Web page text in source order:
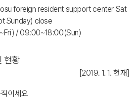
foreign resident support center Sat
Sunday) close
/ 09:00~18:00(Sun)
현황
[2019. 1. 1. 현재]
이세요